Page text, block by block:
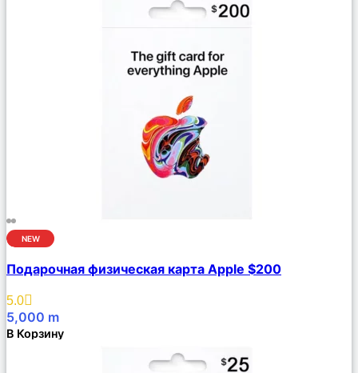
NEW
Описание
Избранное
Подарочная физическая карта Apple $200
5.0
5,000 m
В Корзину